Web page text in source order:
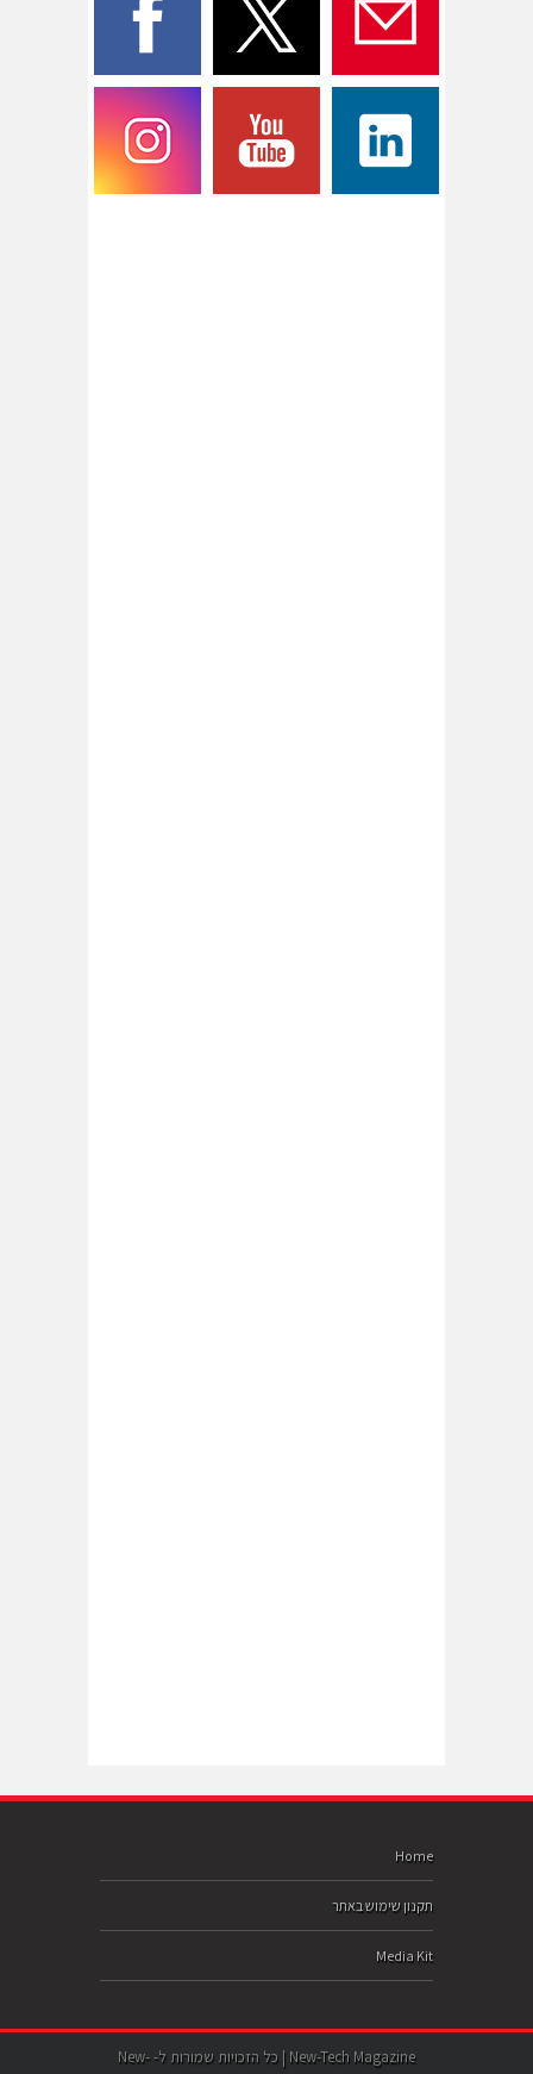
Home
תקנון שימוש באתר
Media Kit
New-Tech Magazine | כל הזכויות שמורות ל- New-